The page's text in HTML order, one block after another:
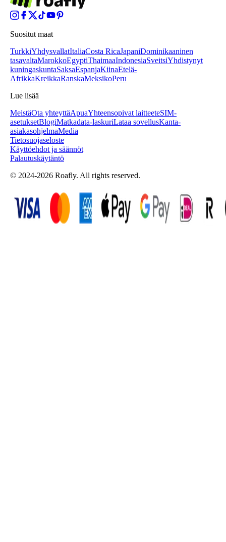
Suositut maat
TurkkiYhdysvallatItaliaCosta RicaJapaniDominikaaninen
tasavaltaMarokkoEgyptiThaimaaIndonesiaSveitsiYhdistynyt
kuningaskuntaSaksaEspanjaKiinaEtelä-
AfrikkaKreikkaRanskaMeksikoPeru
Lue lisää
MeistäOta yhteyttäApuaYhteensopivat laitteeteSIM-
asetuksetBlogiMatkadata-laskuriLataa sovellusKanta-
asiakasohjelmaMedia
Tietosuojaseloste
Käyttöehdot ja säännöt
Palautuskäytäntö
© 2024-2026 Roafly. All rights reserved.